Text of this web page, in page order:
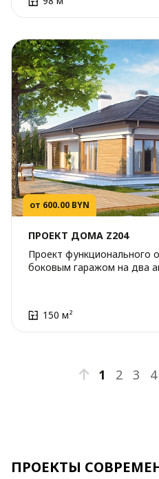
от 600.00 BYN
ПРОЕКТ ДОМА Z204
Проект функционального
боковым гаражом на два
150 м²
1 2 3 4
ПРОЕКТЫ